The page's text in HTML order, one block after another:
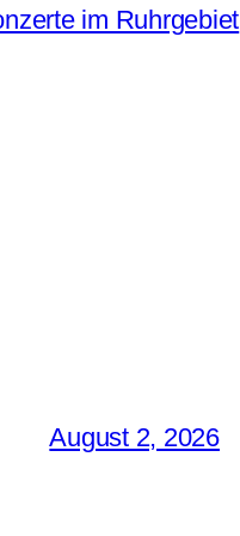
im Ruhrgebiet
August 2, 2026